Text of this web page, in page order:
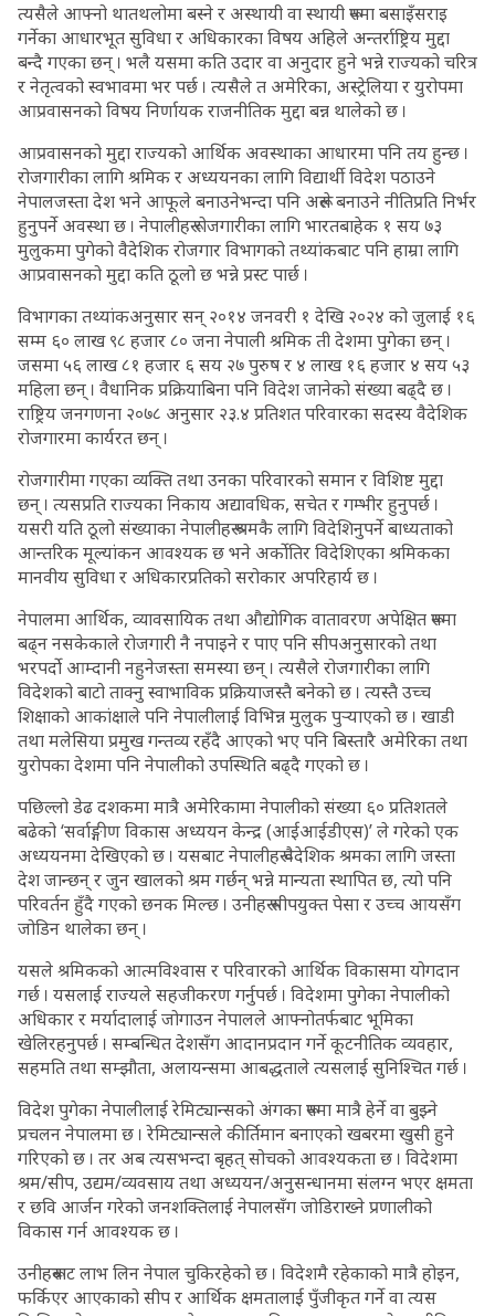
त्यसैले आफ्नो थातथलोमा बस्ने र अस्थायी वा स्थायी रूपमा बसाइँसराइ
गर्नेका आधारभूत सुविधा र अधिकारका विषय अहिले अन्तर्राष्ट्रिय मुद्दा
बन्दै गएका छन् । भलै यसमा कति उदार वा अनुदार हुने भन्ने राज्यको चरित्र
र नेतृत्वको स्वभावमा भर पर्छ । त्यसैले त अमेरिका, अस्ट्रेलिया र युरोपमा
आप्रवासनको विषय निर्णायक राजनीतिक मुद्दा बन्न थालेको छ ।
आप्रवासनको मुद्दा राज्यको आर्थिक अवस्थाका आधारमा पनि तय हुन्छ ।
रोजगारीका लागि श्रमिक र अध्ययनका लागि विद्यार्थी विदेश पठाउने
नेपालजस्ता देश भने आफूले बनाउनेभन्दा पनि अरूले बनाउने नीतिप्रति निर्भर
हुनुपर्ने अवस्था छ । नेपालीहरू रोजगारीका लागि भारतबाहेक १ सय ७३
मुलुकमा पुगेको वैदेशिक रोजगार विभागको तथ्यांकबाट पनि हाम्रा लागि
आप्रवासनको मुद्दा कति ठूलो छ भन्ने प्रस्ट पार्छ ।
विभागका तथ्यांकअनुसार सन् २०१४ जनवरी १ देखि २०२४ को जुलाई १६
सम्म ६० लाख ९८ हजार ८० जना नेपाली श्रमिक ती देशमा पुगेका छन् ।
जसमा ५६ लाख ८१ हजार ६ सय २७ पुरुष र ४ लाख १६ हजार ४ सय ५३
महिला छन् । वैधानिक प्रक्रियाबिना पनि विदेश जानेको संख्या बढ्दै छ ।
राष्ट्रिय जनगणना २०७८ अनुसार २३.४ प्रतिशत परिवारका सदस्य वैदेशिक
रोजगारमा कार्यरत छन् ।
रोजगारीमा गएका व्यक्ति तथा उनका परिवारको समान र विशिष्ट मुद्दा
छन् । त्यसप्रति राज्यका निकाय अद्यावधिक, सचेत र गम्भीर हुनुपर्छ ।
यसरी यति ठूलो संख्याका नेपालीहरू श्रमकै लागि विदेशिनुपर्ने बाध्यताको
आन्तरिक मूल्यांकन आवश्यक छ भने अर्कोतिर विदेशिएका श्रमिकका
मानवीय सुविधा र अधिकारप्रतिको सरोकार अपरिहार्य छ ।
नेपालमा आर्थिक, व्यावसायिक तथा औद्योगिक वातावरण अपेक्षित रूपमा
बढ्न नसकेकाले रोजगारी नै नपाइने र पाए पनि सीपअनुसारको तथा
भरपर्दो आम्दानी नहुनेजस्ता समस्या छन् । त्यसैले रोजगारीका लागि
विदेशको बाटो ताक्नु स्वाभाविक प्रक्रियाजस्तै बनेको छ । त्यस्तै उच्च
शिक्षाको आकांक्षाले पनि नेपालीलाई विभिन्न मुलुक पुर्‍याएको छ । खाडी
तथा मलेसिया प्रमुख गन्तव्य रहँदै आएको भए पनि बिस्तारै अमेरिका तथा
युरोपका देशमा पनि नेपालीको उपस्थिति बढ्दै गएको छ ।
पछिल्लो डेढ दशकमा मात्रै अमेरिकामा नेपालीको संख्या ६० प्रतिशतले
बढेको ‘सर्वाङ्गीण विकास अध्ययन केन्द्र (आईआईडीएस)’ ले गरेको एक
अध्ययनमा देखिएको छ । यसबाट नेपालीहरू वैदेशिक श्रमका लागि जस्ता
देश जान्छन् र जुन खालको श्रम गर्छन् भन्ने मान्यता स्थापित छ, त्यो पनि
परिवर्तन हुँदै गएको छनक मिल्छ । उनीहरू सीपयुक्त पेसा र उच्च आयसँग
जोडिन थालेका छन् ।
यसले श्रमिकको आत्मविश्वास र परिवारको आर्थिक विकासमा योगदान
गर्छ । यसलाई राज्यले सहजीकरण गर्नुपर्छ । विदेशमा पुगेका नेपालीको
अधिकार र मर्यादालाई जोगाउन नेपालले आफ्नोतर्फबाट भूमिका
खेलिरहनुपर्छ । सम्बन्धित देशसँग आदानप्रदान गर्ने कूटनीतिक व्यवहार,
सहमति तथा सम्झौता, अलायन्समा आबद्धताले त्यसलाई सुनिश्चित गर्छ ।
विदेश पुगेका नेपालीलाई रेमिट्यान्सको अंगका रूपमा मात्रै हेर्ने वा बुझ्ने
प्रचलन नेपालमा छ । रेमिट्यान्सले कीर्तिमान बनाएको खबरमा खुसी हुने
गरिएको छ । तर अब त्यसभन्दा बृहत् सोचको आवश्यकता छ । विदेशमा
श्रम/सीप, उद्यम/व्यवसाय तथा अध्ययन/अनुसन्धानमा संलग्न भएर क्षमता
र छवि आर्जन गरेको जनशक्तिलाई नेपालसँग जोडिराख्ने प्रणालीको
विकास गर्न आवश्यक छ ।
उनीहरूबाट लाभ लिन नेपाल चुकिरहेको छ । विदेशमै रहेकाको मात्रै होइन,
फर्किएर आएकाको सीप र आर्थिक क्षमतालाई पुँजीकृत गर्ने वा त्यस